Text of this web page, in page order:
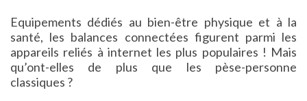
Equipements dédiés au bien-être physique et à la
santé, les balances connectées figurent parmi les
appareils reliés à internet les plus populaires ! Mais
qu’ont-elles de plus que les pèse-personne
classiques ?